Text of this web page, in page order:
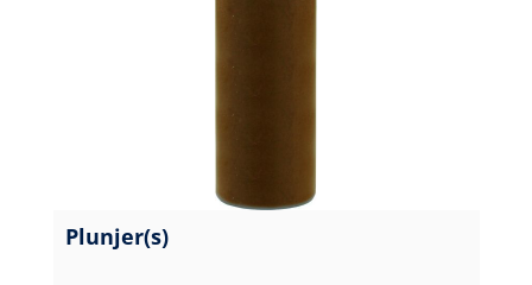
Plunjer(s)